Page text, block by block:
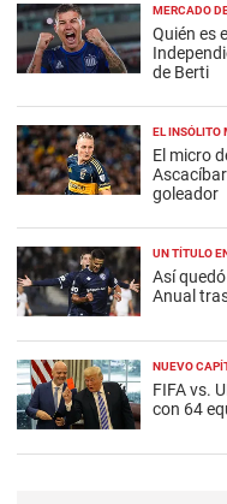
MERCADO
Quién es
de Berti
EL INSÓLITO
El micro
goleador
UN TÍTULO
Así
Anual
NUEVO
FIFA vs.
con 64